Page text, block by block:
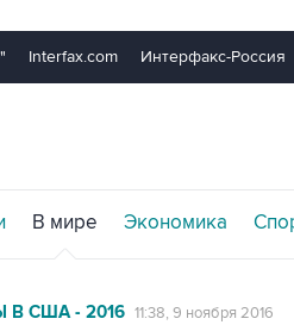
Interfax.com Интерфакс-Россия
В мире Экономика
В США - 2016 11:38, 9 ноября 2016